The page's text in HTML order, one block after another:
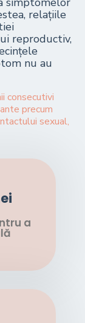
relațiile
reproductiv,
nu au
consecutivi
precum
sexual,
a